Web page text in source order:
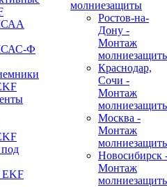
Ф
EKF
молниезащиты
Ростов-на-
Дону -
Монтаж
Краснодар,
Сочи -
Монтаж
Москва -
Монтаж
Новосибирск
Монтаж